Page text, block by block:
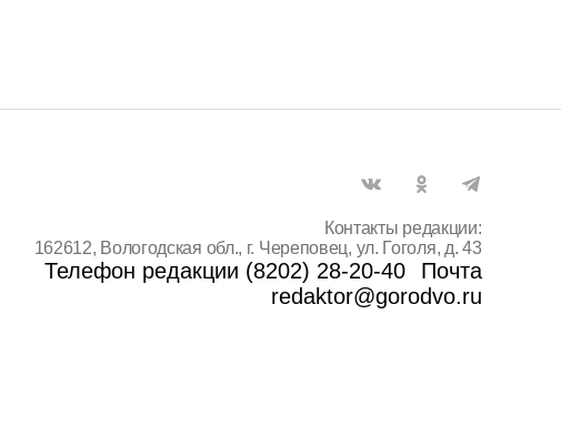
Контакты редакции:
162612, Вологодская обл., г. Череповец, ул. Гоголя, д. 43
Телефон редакции (8202) 28-20-40
Почта
redaktor@gorodvo.ru